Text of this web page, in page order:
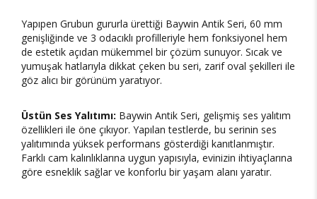
Yapıpen Grubun gururla ürettiği Baywin Antik Seri, 60 mm
genişliğinde ve 3 odacıklı profilleriyle hem fonksiyonel hem
de estetik açıdan mükemmel bir çözüm sunuyor. Sıcak ve
yumuşak hatlarıyla dikkat çeken bu seri, zarif oval şekilleri ile
göz alıcı bir görünüm yaratıyor.
Üstün Ses Yalıtımı: Baywin Antik Seri, gelişmiş ses yalıtım
özellikleri ile öne çıkıyor. Yapılan testlerde, bu serinin ses
yalıtımında yüksek performans gösterdiği kanıtlanmıştır.
Farklı cam kalınlıklarına uygun yapısıyla, evinizin ihtiyaçlarına
göre esneklik sağlar ve konforlu bir yaşam alanı yaratır.